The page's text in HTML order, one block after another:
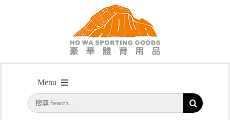
Menu
首頁
搜
索